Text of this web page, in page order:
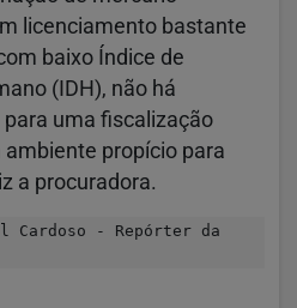
licenciamento bastante
baixo Índice de
(IDH), não há
uma fiscalização
propício para
a procuradora.
Cardoso - Repórter da